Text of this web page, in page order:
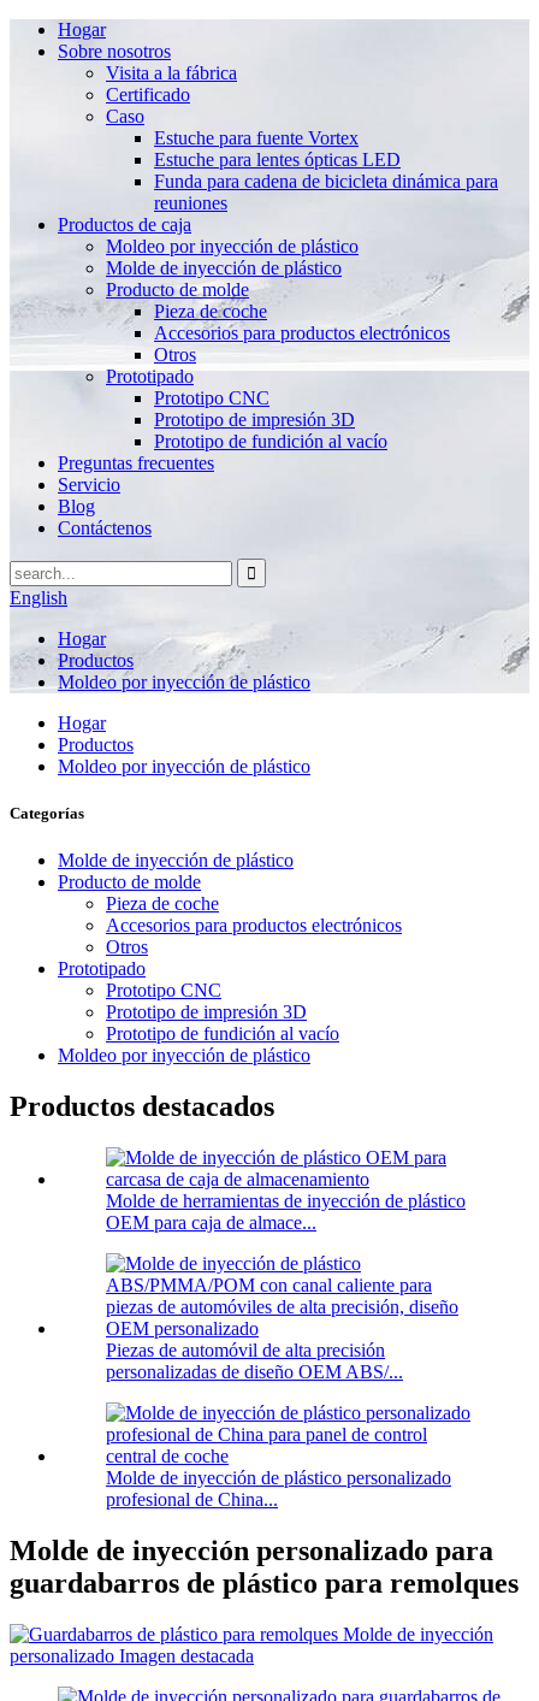
Hogar
Sobre nosotros
Visita a la fábrica
Certificado
Caso
Estuche para fuente Vortex
Estuche para lentes ópticas LED
Funda para cadena de bicicleta dinámica para
reuniones
Productos de caja
Moldeo por inyección de plástico
Molde de inyección de plástico
Producto de molde
Pieza de coche
Accesorios para productos electrónicos
Otros
Prototipado
Prototipo CNC
Prototipo de impresión 3D
Prototipo de fundición al vacío
Preguntas frecuentes
Servicio
Blog
Contáctenos
English
Hogar
Productos
Moldeo por inyección de plástico
Hogar
Productos
Moldeo por inyección de plástico
Categorías
Molde de inyección de plástico
Producto de molde
Pieza de coche
Accesorios para productos electrónicos
Otros
Prototipado
Prototipo CNC
Prototipo de impresión 3D
Prototipo de fundición al vacío
Moldeo por inyección de plástico
Productos destacados
Molde de herramientas de inyección de plástico
OEM para caja de almace...
Piezas de automóvil de alta precisión
personalizadas de diseño OEM ABS/...
Molde de inyección de plástico personalizado
profesional de China...
Molde de inyección personalizado para
guardabarros de plástico para remolques